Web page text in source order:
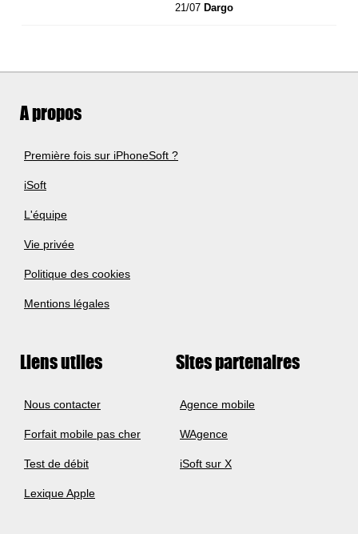
21/07 Dargo
A propos
Première fois sur iPhoneSoft ?
iSoft
L'équipe
Vie privée
Politique des cookies
Mentions légales
Liens utiles
Nous contacter
Forfait mobile pas cher
Test de débit
Lexique Apple
Sites partenaires
Agence mobile
WAgence
iSoft sur X